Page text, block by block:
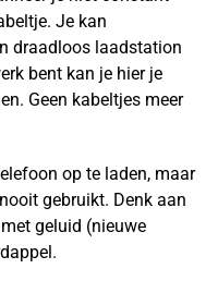
Je kan
draadloos laadstation
bent kan je hier je
Geen kabeltjes meer
op te laden, maar
gebruikt. Denk aan
geluid (nieuwe